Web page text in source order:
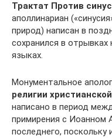
Трактат Против
аполлинариан
природ) написан в
сохранился в отрывках
языках.
Монументальное
религии
написано в период
примирения с Иоанном
последнего,